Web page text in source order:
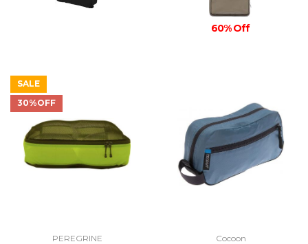
60% Off
SALE
30%OFF
PEREGRINE Cocoon